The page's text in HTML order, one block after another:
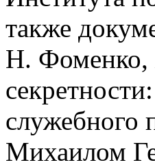
также
Н. Фоменко,
служебного
Михаилом